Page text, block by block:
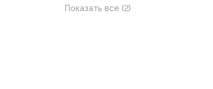
Показать все (2)